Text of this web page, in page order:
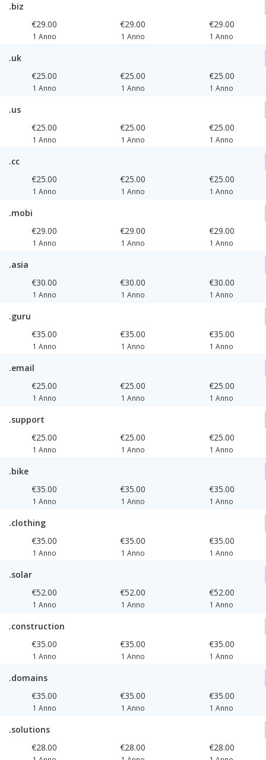
.biz
€29.00
1 Anno
€29.00
1 Anno
€29.00
1 Anno
.uk
€25.00
1 Anno
€25.00
1 Anno
€25.00
1 Anno
.us
€25.00
1 Anno
€25.00
1 Anno
€25.00
1 Anno
.cc
€25.00
1 Anno
€25.00
1 Anno
€25.00
1 Anno
.mobi
€29.00
1 Anno
€29.00
1 Anno
€29.00
1 Anno
.asia
€30.00
1 Anno
€30.00
1 Anno
€30.00
1 Anno
.guru
€35.00
1 Anno
€35.00
1 Anno
€35.00
1 Anno
.email
€25.00
1 Anno
€25.00
1 Anno
€25.00
1 Anno
.support
€25.00
1 Anno
€25.00
1 Anno
€25.00
1 Anno
.bike
€35.00
1 Anno
€35.00
1 Anno
€35.00
1 Anno
.clothing
€35.00
1 Anno
€35.00
1 Anno
€35.00
1 Anno
.solar
€52.00
1 Anno
€52.00
1 Anno
€52.00
1 Anno
.construction
€35.00
1 Anno
€35.00
1 Anno
€35.00
1 Anno
.domains
€35.00
1 Anno
€35.00
1 Anno
€35.00
1 Anno
.solutions
€28.00
€28.00 €28.00